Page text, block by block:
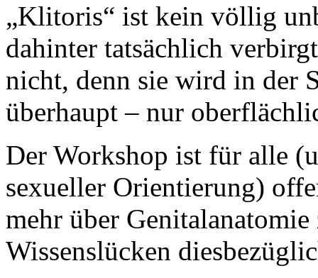
„Klitoris“ ist kein völlig
dahinter tatsächlich
nicht, denn sie wird in der
überhaupt – nur
Der Workshop ist für alle
sexueller Orientierung)
mehr über
Wissenslücken